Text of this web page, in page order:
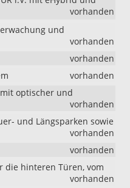
vorhanden
und
vorhanden
vorhanden
vorhanden
optischer und
vorhanden
und Längsparken sowie
vorhanden
vorhanden
die hinteren Türen, vom
vorhanden